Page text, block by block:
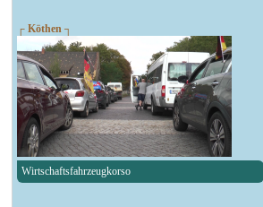
┌ Köthen ┐
Wirtschaftsfahrzeugkorso